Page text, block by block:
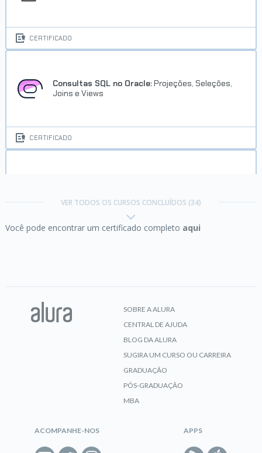
CERTIFICADO
Consultas SQL no Oracle: Projeções, Seleções,
Joins e Views
CERTIFICADO
Controle e compartilhe seu código
VER TODOS OS CURSOS CONCLUÍDOS (34)
Você pode encontrar um certificado completo aqui
SOBRE A ALURA
CENTRAL DE AJUDA
BLOG DA ALURA
SUGIRA UM CURSO OU CARREIRA
GRADUAÇÃO
PÓS-GRADUAÇÃO
MBA
ACOMPANHE-NOS APPS